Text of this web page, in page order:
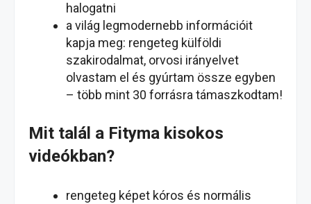
halogatni
a világ legmodernebb információit
kapja meg: rengeteg külföldi
szakirodalmat, orvosi irányelvet
olvastam el és gyúrtam össze egyben
– több mint 30 forrásra támaszkodtam!
Mit talál a Fityma kisokos
videókban?
rengeteg képet kóros és normális